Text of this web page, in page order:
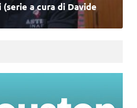
a cura di Davide